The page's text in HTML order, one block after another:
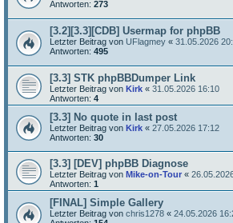
Antworten: 273
[3.2][3.3][CDB] Usermap for phpBB
Letzter Beitrag von UFlagmey « 31.05.2026
Antworten: 495
[3.3] STK phpBBDumper Link
Letzter Beitrag von Kirk « 31.05.2026 16:10
Antworten: 4
[3.3] No quote in last post
Letzter Beitrag von Kirk « 27.05.2026 17:12
Antworten: 30
[3.3] [DEV] phpBB Diagnose
Letzter Beitrag von Mike-on-Tour «
Antworten: 1
[FINAL] Simple Gallery
Letzter Beitrag von chris1278 « 24.05.2026